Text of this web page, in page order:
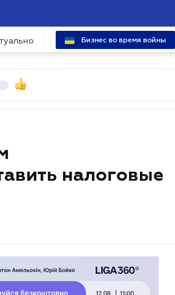
Бизнес во время войны
налоговые